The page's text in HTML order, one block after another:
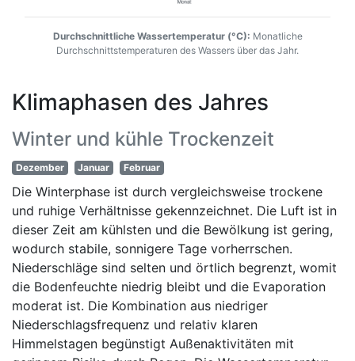
Durchschnittliche Wassertemperatur (°C): Monatliche
Durchschnittstemperaturen des Wassers über das Jahr.
Klimaphasen des Jahres
Winter und kühle Trockenzeit
Dezember Januar Februar
Die Winterphase ist durch vergleichsweise trockene
und ruhige Verhältnisse gekennzeichnet. Die Luft ist in
dieser Zeit am kühlsten und die Bewölkung ist gering,
wodurch stabile, sonnigere Tage vorherrschen.
Niederschläge sind selten und örtlich begrenzt, womit
die Bodenfeuchte niedrig bleibt und die Evaporation
moderat ist. Die Kombination aus niedriger
Niederschlagsfrequenz und relativ klaren
Himmelstagen begünstigt Außenaktivitäten mit